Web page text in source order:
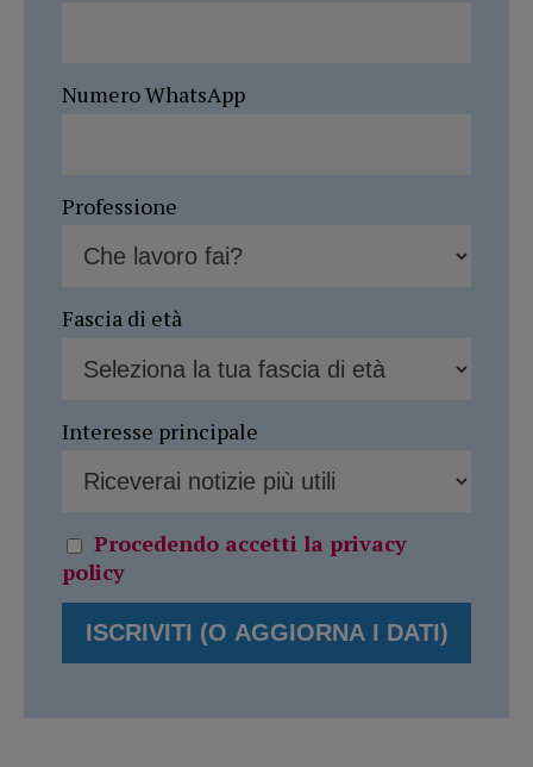
Numero WhatsApp
Professione
Fascia di età
Interesse principale
Procedendo accetti la privacy
policy